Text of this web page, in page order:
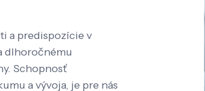
a predispozície v
dlhoročnému
Schopnosť
a vývoja, je pre nás